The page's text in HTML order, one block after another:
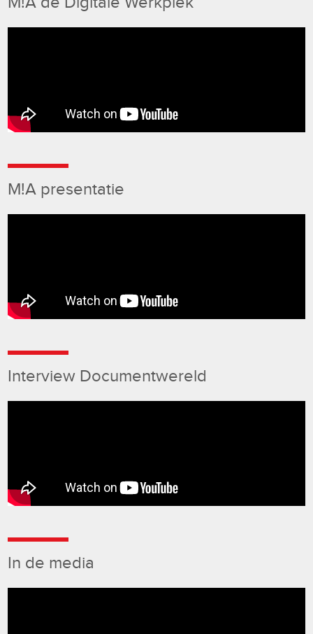
M!A presentatie
Interview Documentwereld
In de media